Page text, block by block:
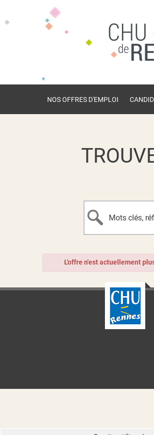
NOS OFFRES D'EMPLOI
L'offre n'est actuellement